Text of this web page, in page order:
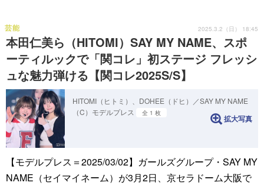
本田仁美ら（HITOMI）SAY MY NAME、スポ
ーティルックで「関コレ」初ステージ フレッシ
ュな魅力弾ける【関コレ2025S/S】
芸能 2025.3.2（日） 18:45
HITOMI（ヒトミ）、DOHEE（ドヒ）／SAY MY NAME
（C）モデルプレス
全 1 枚
拡大写真
【モデルプレス＝2025/03/02】ガールズグループ・SAY MY
NAME（セイマイネーム）が3月2日、京セラドーム大阪で